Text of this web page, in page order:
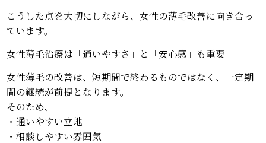
こうした点を大切にしながら、女性の薄毛改善に向き合っ
ています。
女性薄毛治療は「通いやすさ」と「安心感」も重要
女性薄毛の改善は、短期間で終わるものではなく、一定期
間の継続が前提となります。
そのため、
・通いやすい立地
・相談しやすい雰囲気